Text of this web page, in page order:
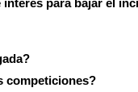
para bajar el
competiciones?